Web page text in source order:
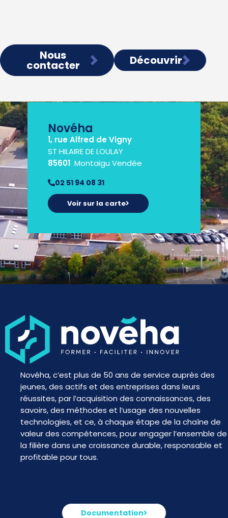
Nous
contacter Découvrir
Novéha
1, rue Alfred de Vigny
ST HILAIRE DE LOULAY
85601 Montaigu Vendée
02 51 94 08 31
Voir sur la carte
Novéha, c’est plus de 50 ans de service auprès des
jeunes, des actifs et des entreprises dans leurs
réussites, par l’acquisition des connaissances, des
savoirs, des méthodes et l’usage des nouvelles
technologies, et ce, à chaque étape de la chaîne de
valeur des compétences, pour engager l’ensemble de
la filière dans une croissance durable, responsable et
profitable pour tous.
Documentation